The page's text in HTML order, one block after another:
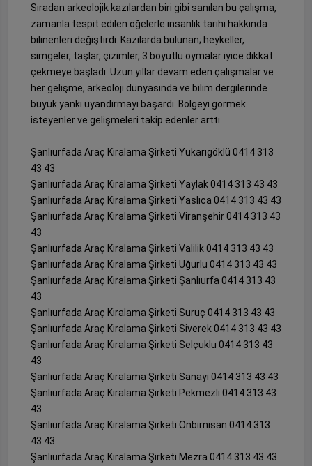
Sıradan arkeolojik kazılardan biri gibi sanılan bu çalışma,
zamanla tespit edilen öğelerle insanlık tarihi hakkında
bilinenleri değiştirdi. Kazılarda bulunan; heykeller,
simgeler, taşlar, çizimler, 3 boyutlu oymalar iyice dikkat
çekmeye başladı. Uzun yıllar devam eden çalışmalar ve
her gelişme, arkeoloji dünyasında ve bilim dergilerinde
büyük yankı uyandırmayı başardı. Bölgeyi görmek
isteyenler ve gelişmeleri takip edenler arttı.
Şanlıurfada Araç Kiralama Şirketi Yukarıgöklü 0414 313
43 43
Şanlıurfada Araç Kiralama Şirketi Yaylak 0414 313 43 43
Şanlıurfada Araç Kiralama Şirketi Yaslıca 0414 313 43 43
Şanlıurfada Araç Kiralama Şirketi Viranşehir 0414 313 43
43
Şanlıurfada Araç Kiralama Şirketi Valilik 0414 313 43 43
Şanlıurfada Araç Kiralama Şirketi Uğurlu 0414 313 43 43
Şanlıurfada Araç Kiralama Şirketi Şanlıurfa 0414 313 43
43
Şanlıurfada Araç Kiralama Şirketi Suruç 0414 313 43 43
Şanlıurfada Araç Kiralama Şirketi Siverek 0414 313 43 43
Şanlıurfada Araç Kiralama Şirketi Selçuklu 0414 313 43
43
Şanlıurfada Araç Kiralama Şirketi Sanayi 0414 313 43 43
Şanlıurfada Araç Kiralama Şirketi Pekmezli 0414 313 43
43
Şanlıurfada Araç Kiralama Şirketi Onbirnisan 0414 313
43 43
Şanlıurfada Araç Kiralama Şirketi Mezra 0414 313 43 43